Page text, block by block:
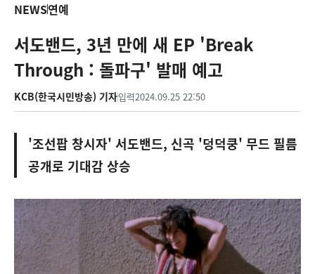
NEWS연예
서도밴드, 3년 만에 새 EP 'Break
Through : 돌파구' 발매 예고
KCB(한국시민방송) 기자입력2024.09.25 22:50
'조선팝 창시자' 서도밴드, 신곡 '덩덕쿵' 무드 필름
공개로 기대감 상승